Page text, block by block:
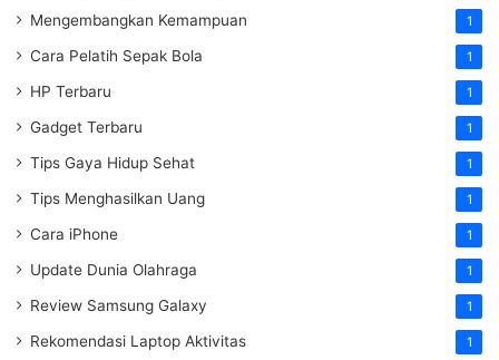
Mengembangkan Kemampuan 1
Cara Pelatih Sepak Bola 1
HP Terbaru 1
Gadget Terbaru 1
Tips Gaya Hidup Sehat 1
Tips Menghasilkan Uang 1
Cara iPhone 1
Update Dunia Olahraga 1
Review Samsung Galaxy 1
Rekomendasi Laptop Aktivitas 1